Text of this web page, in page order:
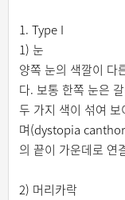
1. Type I
1) 눈
양쪽 눈의 색깔이 다
다. 보통 한쪽 눈은
두 가지 색이 섞여
며(dystopia
의 끝이 가운데로 연
2) 머리카락